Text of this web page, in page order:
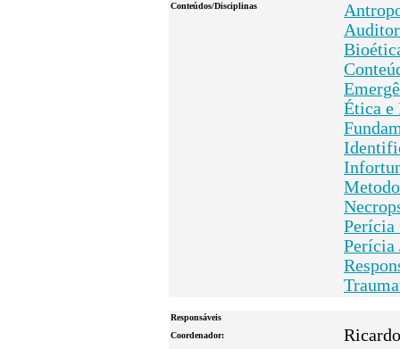
Conteúdos/Disciplinas
Ética e
Perícia
Perícia
Responsáveis
Coordenador: